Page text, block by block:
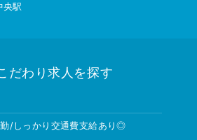
央駅
だわり求人を探す
/しっかり交通費支給あり◎